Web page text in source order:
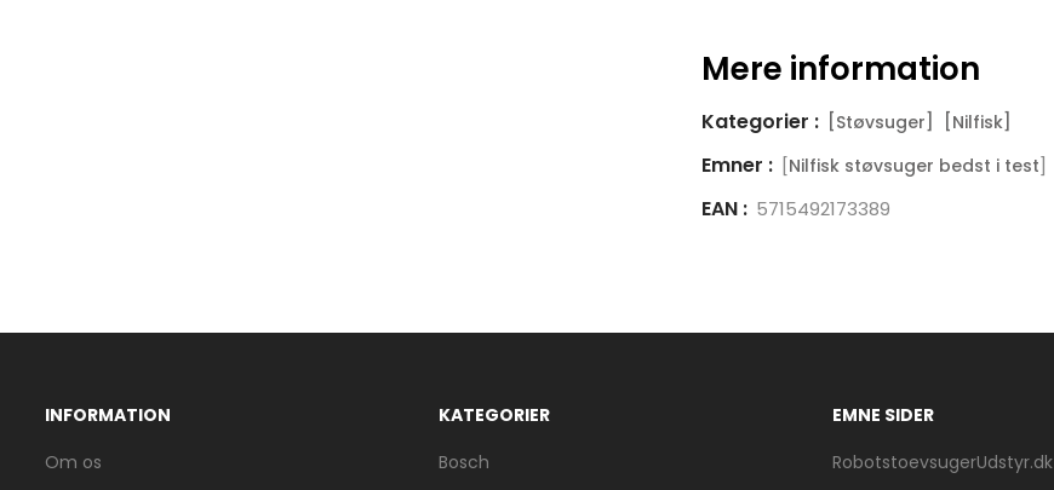
Mere information
Kategorier : [Støvsuger] [Nilfisk]
Emner : [Nilfisk støvsuger bedst i test]
EAN : 5715492173389
INFORMATION
Om os
KATEGORIER
Bosch
EMNE SIDER
RobotstoevsugerUdstyr.dk